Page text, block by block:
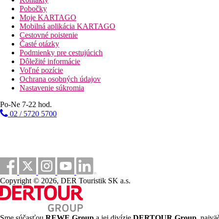
talianska reštaurácia Sofia v sesterskom rezorte
Steakhouse Beef Steak House v sesterskom
Neobmedzená konzumácia vybraných alkoholických aj
swim-up bar Paradise (10:30 - 18:00)
sports bar v sesterskom rezorte RIU Atoll (0:00 -
lounge bar Bodubera v sesterskom rezorte RIU
Snacky podávané po celý deň v sesterskom rezorte RIU
Minibar doplňovaný denne
Pravidelne doplňovaný dávkovač alkoholických nápojov
Športová ponuka
Hotel organizuje denné aj večerné zábavné programy
Deti
RIU Atoll:detský klub (4-7 & 8-12), detské ihrisko, detský
Wellness
Za poplatok:Renova Spa ponúka širokú ponuku masáží a
Pobočky
Moje KARTAGO
Mobilná aplikácia KARTAGO
Cestovné poistenie
Časté otázky
Podmienky pre cestujúcich
Dôležité informácie
Voľné pozície
Ochrana osobných údajov
Nastavenie súkromia
Po-Ne 7-22 hod.
02 / 5720 5700
Copyright © 2026, DER Touristik SK a.s.